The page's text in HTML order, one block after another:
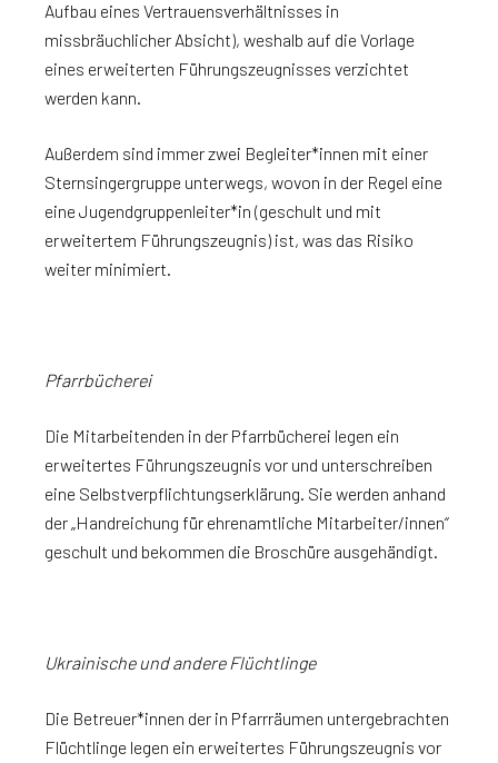
Aufbau eines Vertrauensverhältnisses in
missbräuchlicher Absicht), weshalb auf die Vorlage
eines erweiterten Führungszeugnisses verzichtet
werden kann.
Außerdem sind immer zwei Begleiter*innen mit einer
Sternsingergruppe unterwegs, wovon in der Regel eine
eine Jugendgruppenleiter*in (geschult und mit
erweitertem Führungszeugnis) ist, was das Risiko
weiter minimiert.
Pfarrbücherei
Die Mitarbeitenden in der Pfarrbücherei legen ein
erweitertes Führungszeugnis vor und unterschreiben
eine Selbstverpflichtungserklärung. Sie werden anhand
der „Handreichung für ehrenamtliche Mitarbeiter/innen“
geschult und bekommen die Broschüre ausgehändigt.
Ukrainische und andere Flüchtlinge
Die Betreuer*innen der in Pfarrräumen untergebrachten
Flüchtlinge legen ein erweitertes Führungszeugnis vor